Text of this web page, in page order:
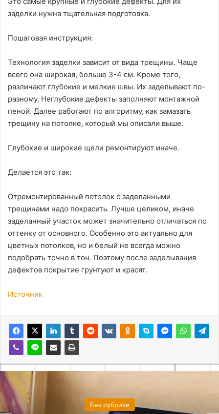
заделки нужна тщательная подготовка.
Пошаговая инструкция:
Технология заделки зависит от вида трещины. Чаще
всего она широкая, больше 3-4 см. Кроме того,
различают глубокие и мелкие швы. Их заделывают по-
разному. Неглубокие дефекты заполняют монтажной
пеной. Далее работают по алгоритму, как замазать
трещину на потолке, который мы описали выше.
Глубокие и широкие щели ремонтируют иначе.
Делается это так:
Отремонтированный потолок с заделанными
трещинами надо покрасить. Лучше целиком, иначе
заделанный участок может значительно отличаться по
оттенку от основного. Особенно это актуально для
цветных потолков, но и белый не всегда можно
подобрать точно в тон. Поэтому после заделывания
дефектов покрытие грунтуют и красят.
Источник
Без рубрики